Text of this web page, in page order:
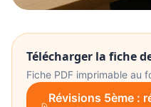
Télécharger la fiche
Fiche PDF imprimable au
Révisions 5ème :